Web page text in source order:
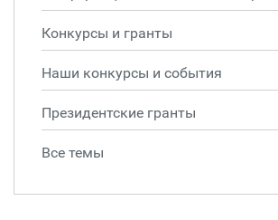
Конкурсы и гранты
Наши конкурсы и события
Президентские гранты
Все темы